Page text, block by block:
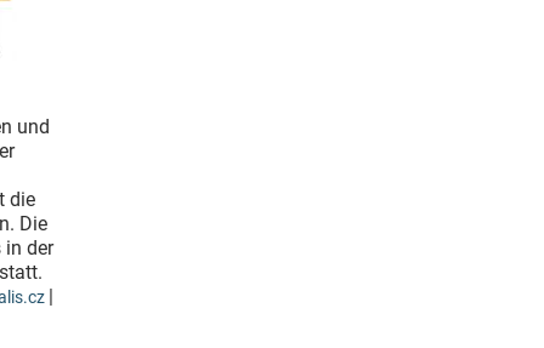
und
die
Die
in der
|